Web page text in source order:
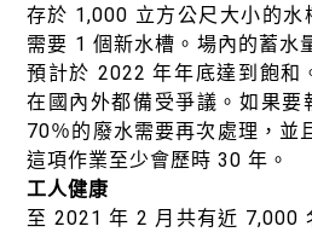
存於 1,000 立方公尺大小的水
需要 1 個新水槽。場內的蓄水
預計於 2022 年年底達到飽和
在國內外都備受爭議。如果要
70％的廢水需要再次處理，並
這項作業至少會歷時 30 年。
工人健康
至 2021 年 2 月共有近 7,000